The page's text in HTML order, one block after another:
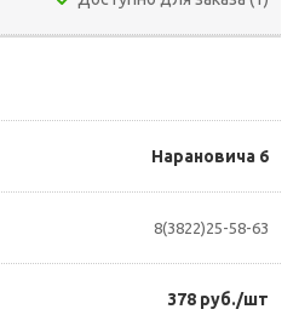
Нарановича 6
8(3822)25-58-63
378 руб./шт